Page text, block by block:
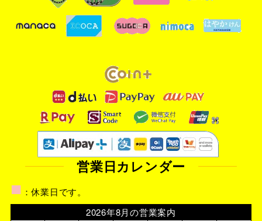
営業日カレンダー
■ ：休業日です。
2026年8月の営業案内